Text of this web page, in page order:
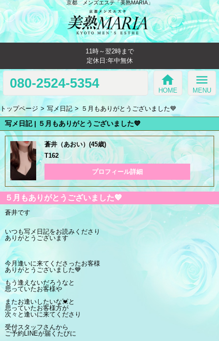
京都 メンズエステ「美熟MARIA」
11時～翌2時まで
定休日:年中無休
080-2524-5354 home
HOME
menu
MENU
トップページ 写メ日記 ５月もありがとうございました💙
写メ日記 | ５月もありがとうございました💙
蒼井（あおい）(45歳)
T162
プロフィール詳細
５月もありがとうございました💙
蒼井です
いつも写メ日記をお読みくださり
ありがとうございます
今月逢いに来てくださったお客様
ありがとうございました💙
もう逢えないだろうなと
思っていたお客様や
またお逢いしたいな💓と
思っていたお客様方が
次々と逢いに来てくださり
受付スタッフさんから
ご予約LINEが届くたびに